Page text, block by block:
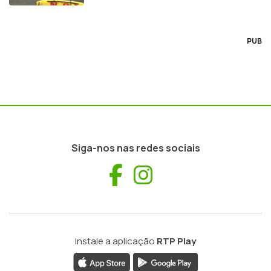
PUB
Siga-nos nas redes sociais
Facebook
Instale a aplicação RTP Play